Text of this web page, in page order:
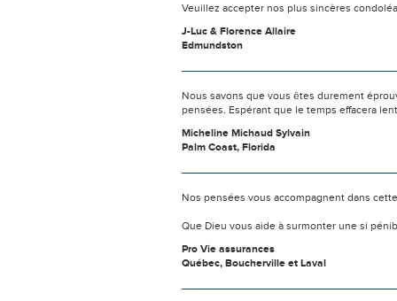
Veuillez accepter nos plus sincères
J-Luc & Florence Allaire
Edmundston
Nous savons que vous êtes durement
pensées. Espérant que le temps effacera
Micheline Michaud Sylvain
Palm Coast, Florida
Nos pensées vous accompagnent dans
Que Dieu vous aide à surmonter une si
Pro Vie assurances
Québec, Boucherville et Laval